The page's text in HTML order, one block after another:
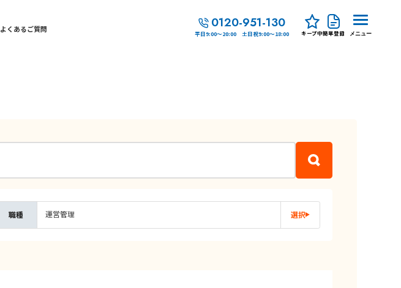
よくあるご質問 0120-951-130
平日9:00～20:00 土日祝9:00～18:00 キープ中簡単登録 メニュー
職種 運営管理 選択